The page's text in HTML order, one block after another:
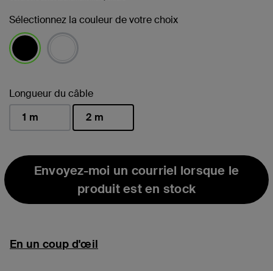
Sélectionnez la couleur de votre choix
Longueur du câble
1 m
2 m
Envoyez-moi un courriel lorsque le
produit est en stock
En un coup d'œil